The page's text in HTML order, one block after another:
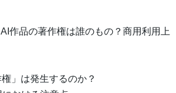
作品の著作権は誰のもの？商用利用上
」は発生するのか？